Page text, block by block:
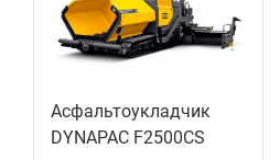
Асфальтоукладчик
DYNAPAC F2500CS